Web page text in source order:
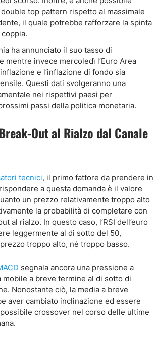
top pattern rispetto al massimale
il quale potrebbe rafforzare la spinta
ha annunciato il suo tasso di
mentre invece mercoledì l’Euro Area
e l’inflazione di fondo sia
Questi dati svolgeranno una
nei rispettivi paesi per
passi della politica monetaria.
Out al Rialzo dal Canale
tecnici, il primo fattore da prendere in
a questa domanda è il valore
un prezzo relativamente troppo alto
la probabilità di completare con
al rialzo. In questo caso, l’RSI dell’euro
leggermente al di sotto del 50,
troppo alto, né troppo basso.
segnala ancora una pressione a
mobile a breve termine al di sotto di
Nonostante ciò, la media a breve
aver cambiato inclinazione ed essere
crossover nel corso delle ultime